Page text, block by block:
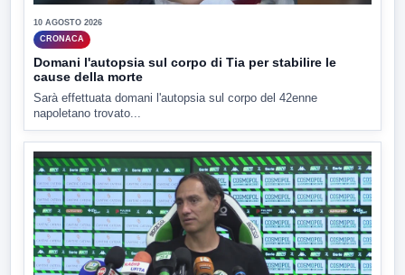
10 AGOSTO 2026
CRONACA
Domani l'autopsia sul corpo di Tia per stabilire le
cause della morte
Sarà effettuata domani l'autopsia sul corpo del 42enne
napoletano trovato...